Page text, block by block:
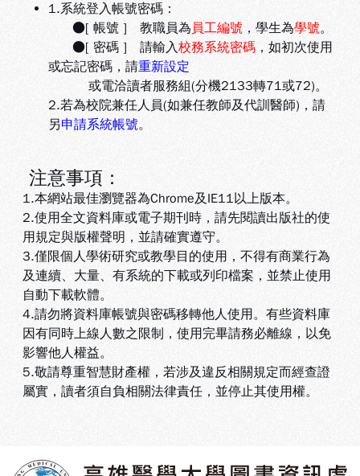
1.系統登入帳號密碼：
●[ 帳號 ] 教職員為 員工編號 ，學生為學號。
●[ 密碼 ] 請輸入校務系統密碼 ，如初次使用
或忘記密碼，請重新設定
或電洽讀者服務組(分機2133轉71或72)。
2.若為校院兼任人員(如兼任教師及代訓醫師)，請
另申請系統帳號。
注意事項：
1.本網站最佳瀏覽器為Chrome及IE11以上版本。
2.使用全文資料庫或電子期刊時，請先閱讀出版社的使
用規定與版權聲明，並請確實遵守。
3.僅限個人學術研究或教學目的使用，不得有商業行為
及連續、大量、有系統的下載或列印檔案，並禁止使用
自動下載軟體。
4.請勿將資料庫帳號與密碼移轉他人使用。有些資料庫
因有同時上線人數之限制，使用完畢請務必離線，以免
影響他人權益。
5.敬請尊重智慧財產權，若涉及違反相關規定而經查證
屬實，讀者須自負相關法律責任，並停止其使用權。